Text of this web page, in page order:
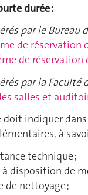
durée :
par le Bureau
de réservation
de réservation
par la Faculté
salles et
indiquer
à
technique ;
disposition de
de nettoyage ;